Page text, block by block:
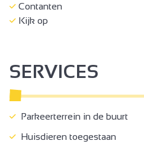
Contanten
Kijk op
SERVICES
Parkeerterrein in de buurt
Huisdieren toegestaan